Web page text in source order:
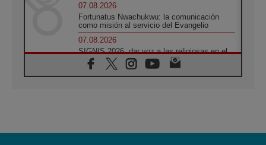
07.08.2026
Fortunatus Nwachukwu: la comunicación
como misión al servicio del Evangelio
07.08.2026
SIGNIS 2026, dar voz a las religiosas en el
espacio público
07.08.2026